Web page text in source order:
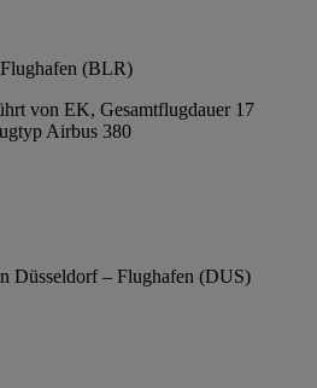
(BLR)
von EK, Gesamtflugdauer 17
Airbus 380
Düsseldorf – Flughafen (DUS)